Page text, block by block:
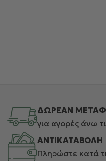
ΔΩΡΕΑΝ
για αγορές άνω
ΑΝΤΙΚΑΤΑΒΟΛΗ
Πληρώστε κατά